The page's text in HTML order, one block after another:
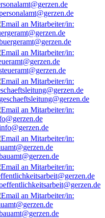
geschaeftsleitung@gerzen.de